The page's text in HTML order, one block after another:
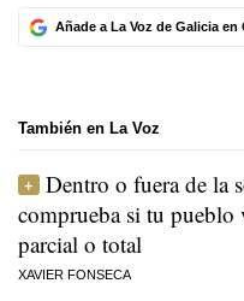
Añade a La Voz de Galicia en
También en La Voz
Dentro o fuera de la
comprueba si tu pueblo
parcial o total
XAVIER FONSECA